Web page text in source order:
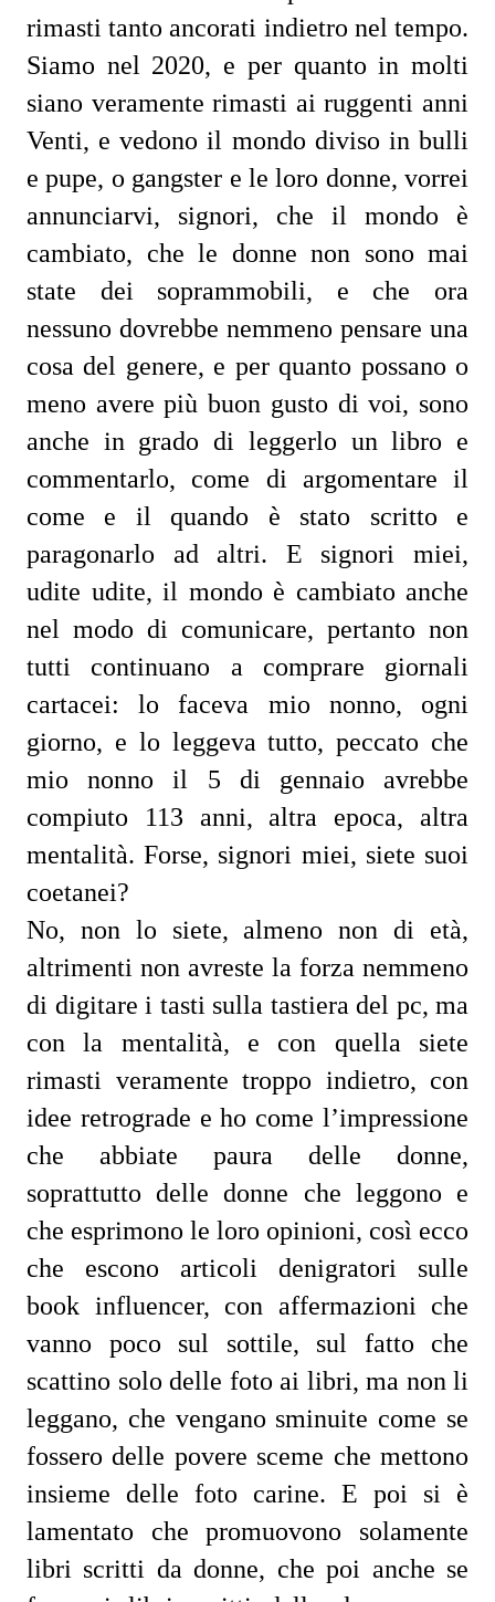
rimasti tanto ancorati indietro nel tempo.
Siamo nel 2020, e per quanto in molti
siano veramente rimasti ai ruggenti anni
Venti, e vedono il mondo diviso in bulli
e pupe, o gangster e le loro donne, vorrei
annunciarvi, signori, che il mondo è
cambiato, che le donne non sono mai
state dei soprammobili, e che ora
nessuno dovrebbe nemmeno pensare una
cosa del genere, e per quanto possano o
meno avere più buon gusto di voi, sono
anche in grado di leggerlo un libro e
commentarlo, come di argomentare il
come e il quando è stato scritto e
paragonarlo ad altri. E signori miei,
udite udite, il mondo è cambiato anche
nel modo di comunicare, pertanto non
tutti continuano a comprare giornali
cartacei: lo faceva mio nonno, ogni
giorno, e lo leggeva tutto, peccato che
mio nonno il 5 di gennaio avrebbe
compiuto 113 anni, altra epoca, altra
mentalità. Forse, signori miei, siete suoi
coetanei?
No, non lo siete, almeno non di età,
altrimenti non avreste la forza nemmeno
di digitare i tasti sulla tastiera del pc, ma
con la mentalità, e con quella siete
rimasti veramente troppo indietro, con
idee retrograde e ho come l’impressione
che abbiate paura delle donne,
soprattutto delle donne che leggono e
che esprimono le loro opinioni, così ecco
che escono articoli denigratori sulle
book influencer, con affermazioni che
vanno poco sul sottile, sul fatto che
scattino solo delle foto ai libri, ma non li
leggano, che vengano sminuite come se
fossero delle povere sceme che mettono
insieme delle foto carine. E poi si è
lamentato
che promuovono solamente
libri scritti da donne, che poi anche se